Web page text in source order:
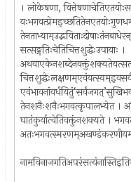
। लोकेषणा,
सत्सङ्गतिःचेतिचित्तशुद्धेःउपायाः ।
तेनशनैःशनैःभगवत्कृपालभ्येत ।
घातंकुर्यात्चेतिवक्तुंनशक्यते ।